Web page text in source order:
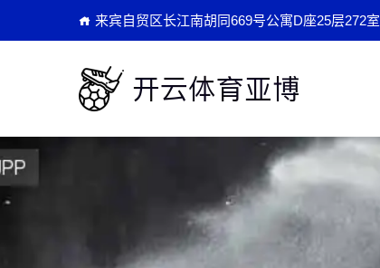
来宾自贸区长江南胡同669号公寓D座25层272室